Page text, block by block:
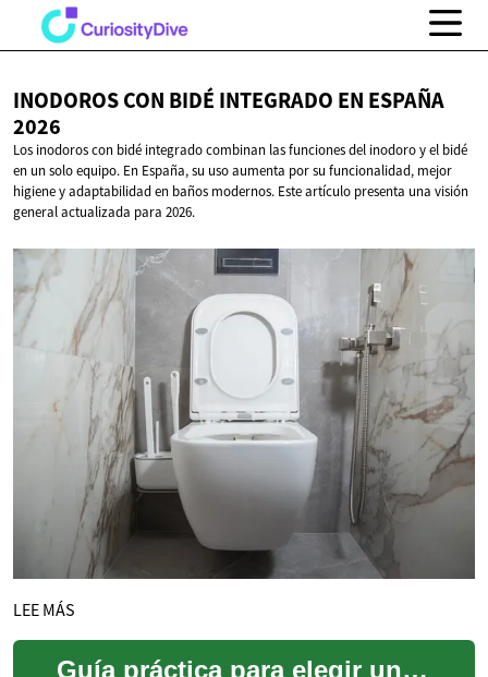
INODOROS CON BIDÉ INTEGRADO EN ESPAÑA
2026
Los inodoros con bidé integrado combinan las funciones del inodoro y el bidé
en un solo equipo. En España, su uso aumenta por su funcionalidad, mejor
higiene y adaptabilidad en baños modernos. Este artículo presenta una visión
general actualizada para 2026.
LEE MÁS
Guía práctica para elegir un sistema de higiene en el baño